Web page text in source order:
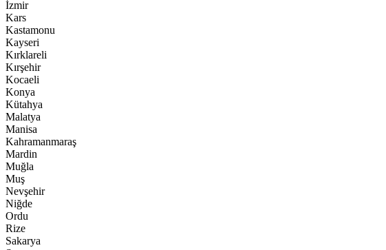
İzmir
Kars
Kastamonu
Kayseri
Kırklareli
Kırşehir
Kocaeli
Konya
Kütahya
Malatya
Manisa
Kahramanmaraş
Mardin
Muğla
Muş
Nevşehir
Niğde
Ordu
Rize
Sakarya